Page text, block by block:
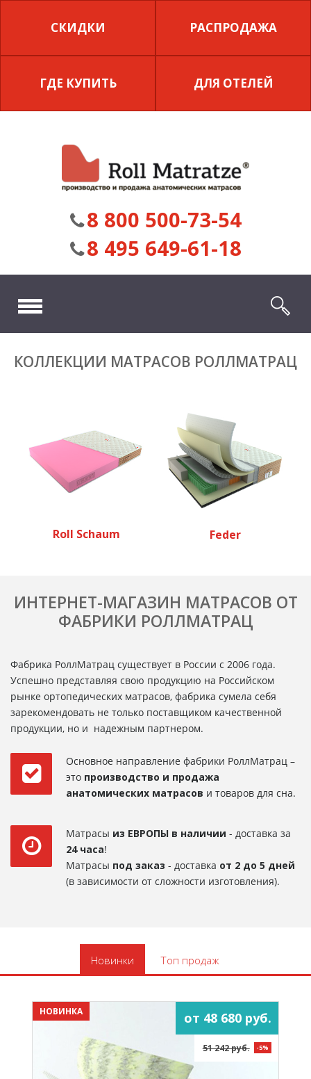
СКИДКИ РАСПРОДАЖА
ГДЕ КУПИТЬ ДЛЯ ОТЕЛЕЙ
8 800 500-73-54
8 495 649-61-18
КОЛЛЕКЦИИ МАТРАСОВ РОЛЛМАТРАЦ
Roll Schaum Feder
ИНТЕРНЕТ-МАГАЗИН МАТРАСОВ ОТ
ФАБРИКИ РОЛЛМАТРАЦ
Фабрика РоллМатрац существует в России с 2006 года.
Успешно представляя свою продукцию на Российском
рынке ортопедических матрасов, фабрика сумела себя
зарекомендовать не только поставщиком качественной
продукции, но и надежным партнером.
Основное направление фабрики РоллМатрац –
это производство и продажа
анатомических матрасов и товаров для сна.
Матрасы из ЕВРОПЫ в наличии - доставка за
24 часа!
Матрасы под заказ - доставка от 2 до 5 дней
(в зависимости от сложности изготовления).
Новинки Топ продаж
НОВИНКА от 48 680 руб.
51 242 руб. -5%